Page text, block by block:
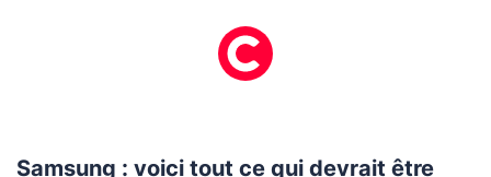
Samsung : voici tout ce qui devrait être